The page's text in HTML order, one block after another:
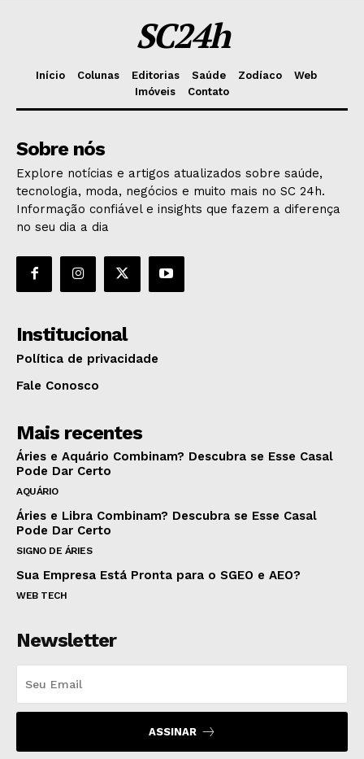
SC24h
Início Colunas Editorias Saúde Zodíaco
Web
Imóveis
Contato
Sobre nós
Explore notícias e artigos atualizados sobre saúde,
tecnologia, moda, negócios e muito mais no SC 24h.
Informação confiável e insights que fazem a diferença
no seu dia a dia
Institucional
Política de privacidade
Fale Conosco
Mais recentes
Áries e Aquário Combinam? Descubra se Esse Casal
Pode Dar Certo
AQUÁRIO
Áries e Libra Combinam? Descubra se Esse Casal
Pode Dar Certo
SIGNO DE ÁRIES
Sua Empresa Está Pronta para o SGEO e AEO?
WEB TECH
Newsletter
ASSINAR